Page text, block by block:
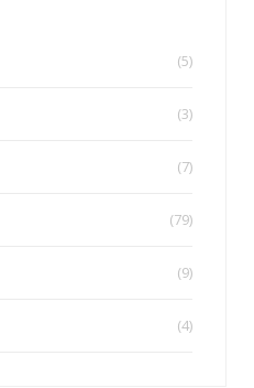
(5)
(3)
(7)
(79)
(9)
(4)